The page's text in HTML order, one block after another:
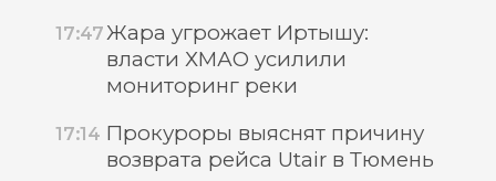
17:47Жара угрожает Иртышу:
власти ХМАО усилили
мониторинг реки
17:14 Прокуроры выяснят причину
возврата рейса Utair в Тюмень